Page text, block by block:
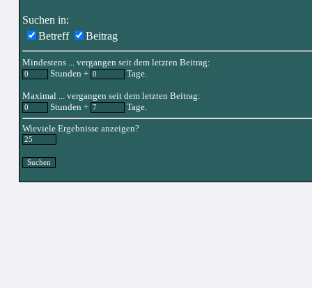
Suchen in:
Betreff
Beitrag
Mindestens ... vergangen seit dem letzten Beitrag:
Stunden +
Tage.
Maximal ... vergangen seit dem letzten Beitrag:
Stunden +
Tage.
Wieviele Ergebnisse anzeigen?